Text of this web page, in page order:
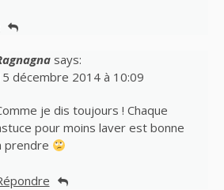
says:
décembre 2014 à 10:09
je dis toujours ! Chaque
pour moins laver est bonne
prendre